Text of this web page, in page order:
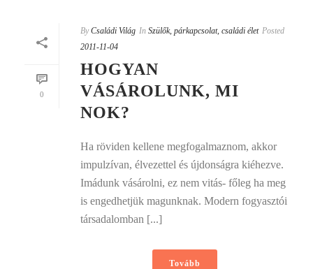
0
By Családi Világ In Szülők, párkapcsolat, családi élet Posted
2011-11-04
HOGYAN
VÁSÁROLUNK, MI
NOK?
Ha röviden kellene megfogalmaznom, akkor
impulzívan, élvezettel és újdonságra kiéhezve.
Imádunk vásárolni, ez nem vitás- főleg ha meg
is engedhetjük magunknak. Modern fogyasztói
társadalomban [...]
Tovább